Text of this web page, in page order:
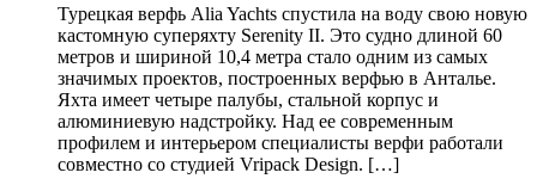
Турецкая верфь Alia Yachts спустила на воду свою новую
кастомную суперяхту Serenity II. Это судно длиной 60
метров и шириной 10,4 метра стало одним из самых
значимых проектов, построенных верфью в Анталье.
Яхта имеет четыре палубы, стальной корпус и
алюминиевую надстройку. Над ее современным
профилем и интерьером специалисты верфи работали
совместно со студией Vripack Design. […]